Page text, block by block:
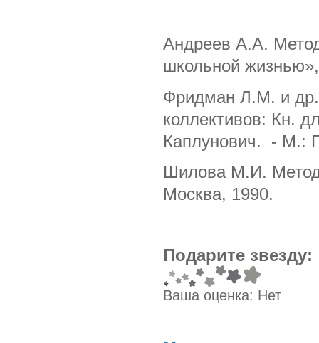
Андреев А.А.
школьной
Фридман Л.М. и др.
коллективов: Кн.
Каплунович. - М.:
Шилова М.И.
Москва, 1990.
Подарите звезду:
Ваша оценка: Нет